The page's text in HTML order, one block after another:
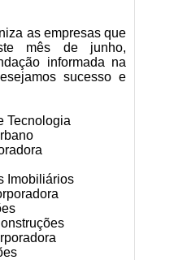
as empresas que
mês de junho,
informada na
sucesso e
Tecnologia
Imobiliários